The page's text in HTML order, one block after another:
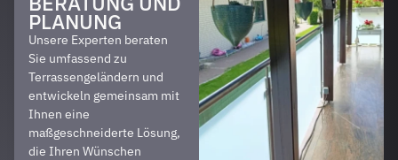
PLANUNG
Unsere Experten beraten
Sie umfassend zu
Terrassengeländern und
entwickeln gemeinsam mit
Ihnen eine
maßgeschneiderte Lösung,
die Ihren Wünschen